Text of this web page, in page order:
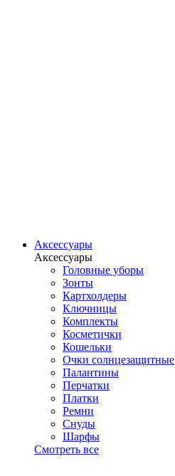
Аксессуары
Аксессуары
Головные уборы
Зонты
Картхолдеры
Ключницы
Комплекты
Косметички
Кошельки
Очки солнцезащитные
Палантины
Перчатки
Платки
Ремни
Снуды
Шарфы
Смотреть все